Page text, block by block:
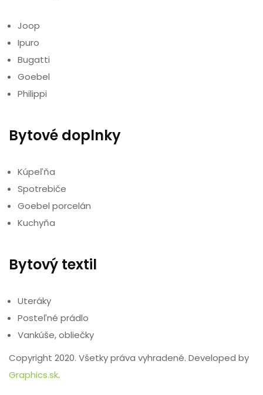
Joop
Ipuro
Bugatti
Goebel
Philippi
Bytové doplnky
Kúpeľňa
Spotrebiče
Goebel porcelán
Kuchyňa
Bytový textil
Uteráky
Posteľné prádlo
Vankúše, obliečky
Copyright 2020. Všetky práva vyhradené. Developed by
Graphics.sk.